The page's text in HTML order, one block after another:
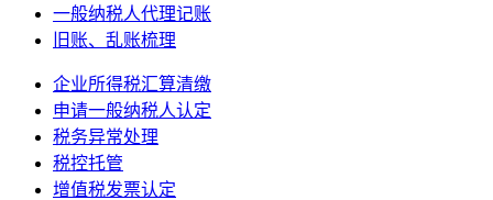
一般纳税人代理记账
旧账、乱账梳理
企业所得税汇算清缴
申请一般纳税人认定
税务异常处理
税控托管
增值税发票认定